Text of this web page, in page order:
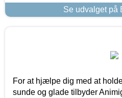
Se udvalget på
For at hjælpe dig med at
sunde og glade tilbyder